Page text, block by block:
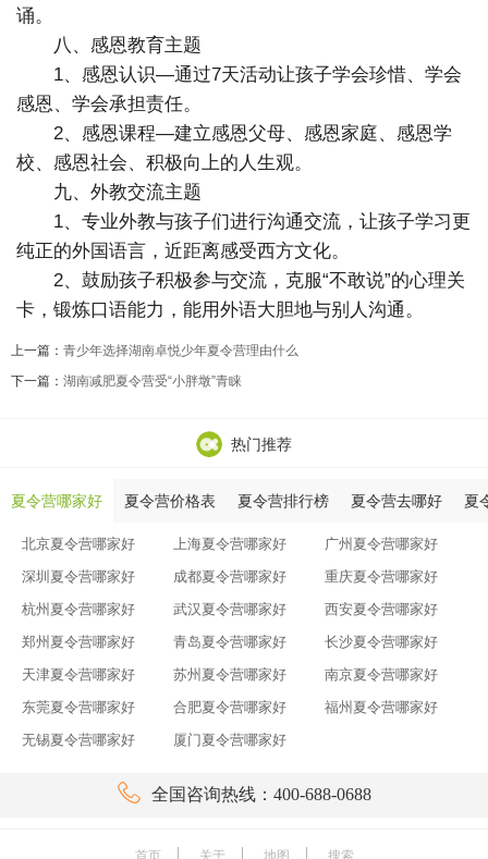
诵。
八、感恩教育主题
1、感恩认识—通过7天活动让孩子学会珍惜、学会
感恩、学会承担责任。
2、感恩课程—建立感恩父母、感恩家庭、感恩学
校、感恩社会、积极向上的人生观。
九、外教交流主题
1、专业外教与孩子们进行沟通交流，让孩子学习更
纯正的外国语言，近距离感受西方文化。
2、鼓励孩子积极参与交流，克服“不敢说”的心理关
卡，锻炼口语能力，能用外语大胆地与别人沟通。
上一篇： 青少年选择湖南卓悦少年夏令营理由什么
下一篇： 湖南减肥夏令营受“小胖墩”青睐
热门推荐
夏令营哪家好 夏令营价格表 夏令营排行榜 夏令营去哪好 夏
北京夏令营哪家好 上海夏令营哪家好
广州夏令营哪家好
深圳夏令营哪家好
成都夏令营哪家好
重庆夏令营哪家好
杭州夏令营哪家好
武汉夏令营哪家好
西安夏令营哪家好
郑州夏令营哪家好
青岛夏令营哪家好
长沙夏令营哪家好
天津夏令营哪家好
苏州夏令营哪家好
南京夏令营哪家好
东莞夏令营哪家好
合肥夏令营哪家好
福州夏令营哪家好
无锡夏令营哪家好
厦门夏令营哪家好
 全国咨询热线：400-688-0688
首页 关于 地图 搜索